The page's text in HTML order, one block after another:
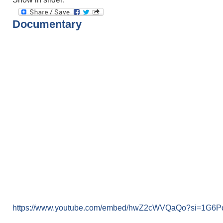
Documentary
https://www.youtube.com/embed/